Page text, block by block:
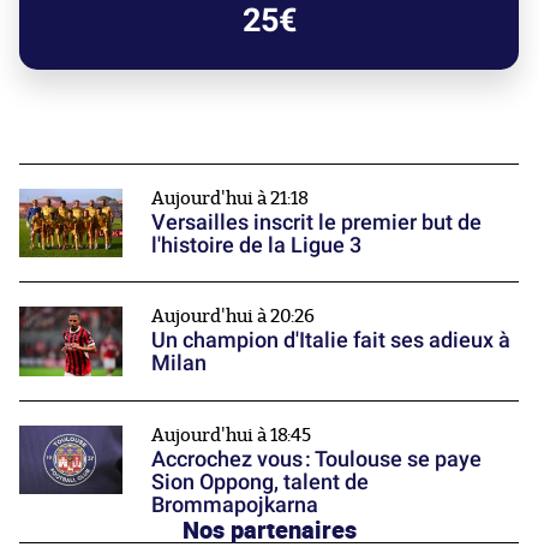
25€
Aujourd'hui à 21:18
Versailles inscrit le premier but de
l'histoire de la Ligue 3
Aujourd'hui à 20:26
Un champion d'Italie fait ses adieux à
Milan
Aujourd'hui à 18:45
Accrochez vous : Toulouse se paye
Sion Oppong, talent de
Brommapojkarna
Nos partenaires